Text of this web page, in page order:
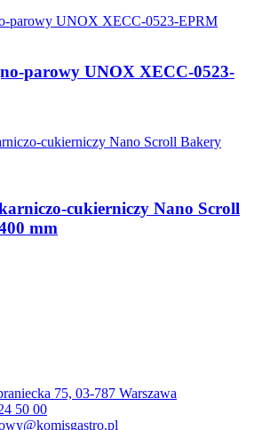
parowy UNOX XECC-0523-
cukierniczy Nano Scroll
mm
75, 03-787 Warszawa
50 00